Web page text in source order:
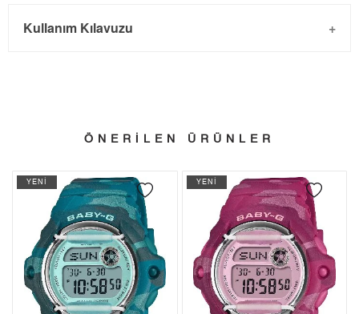
5 3.203,46 ₺ 16.017,30 ₺
6 16.351,20 ₺
7 2.385,62 ₺ 16.699,34 ₺
8 2.132,83 ₺ 17.062,64 ₺
Türkiye'nin her yerine 2.500₺ ve üzeri alışverişlerde Yurtiçi
- Kargonuz elinize ulaştığı tarihten itibaren 14 gün içerisinde
iade edebilirsiniz.
Kullanım Kılavuzu
ÖNERİLEN ÜRÜNLER
YENİ YENİ